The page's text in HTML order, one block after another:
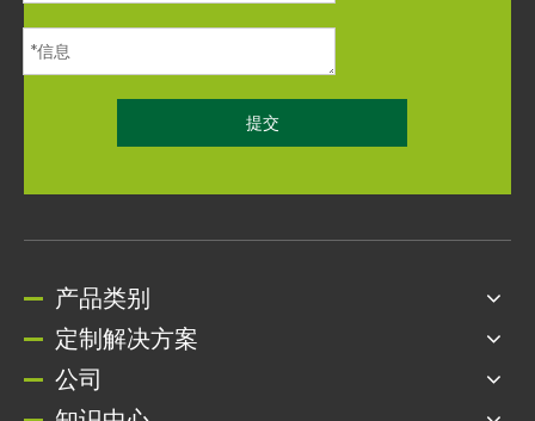
提交
产品类别
定制解决方案
公司